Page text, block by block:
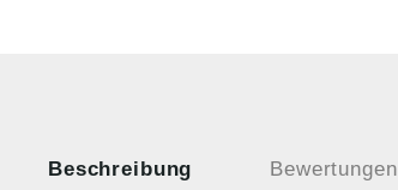
Beschreibung Bewertungen